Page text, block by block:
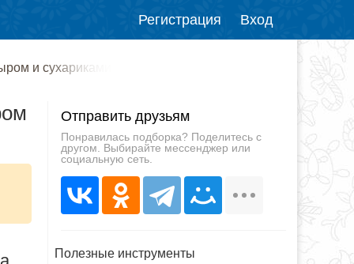
Регистрация Вход
и сухариками
Отправить друзьям
Понравилась подборка? Поделитесь с
другом. Выбирайте мессенджер или
социальную сеть.
Полезные инструменты